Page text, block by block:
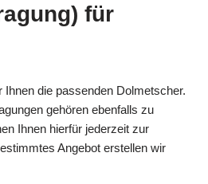
für
Ihnen die passenden Dolmetscher.
gehören ebenfalls zu
Ihnen hierfür jederzeit zur
Angebot erstellen wir